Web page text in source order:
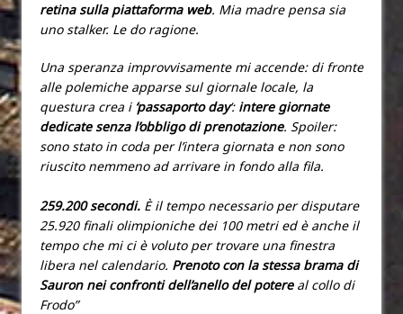
retina sulla piattaforma web. Mia madre pensa sia
uno stalker. Le do ragione.
Una speranza improvvisamente mi accende: di fronte
alle polemiche apparse sul giornale locale, la
questura crea i ‘passaporto day‘: intere giornate
dedicate senza l’obbligo di prenotazione. Spoiler:
sono stato in coda per l’intera giornata e non sono
riuscito nemmeno ad arrivare in fondo alla fila.
259.200 secondi. È il tempo necessario per disputare
25.920 finali olimpioniche dei 100 metri ed è anche il
tempo che mi ci è voluto per trovare una finestra
libera nel calendario. Prenoto con la stessa brama di
Sauron nei confronti dell’anello del potereal collo di
Frodo”